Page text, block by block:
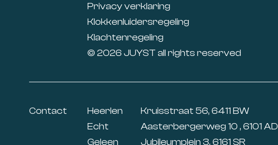
Privacy verklaring
Klokkenluidersregeling
Klachtenregeling
© 2026 JUYST all rights reserved
Contact Heerlen Kruisstraat 56, 6411 BW
Echt
Aasterbergerweg 10 , 6101 AD
Geleen
Jubileumplein 3, 6161 SR